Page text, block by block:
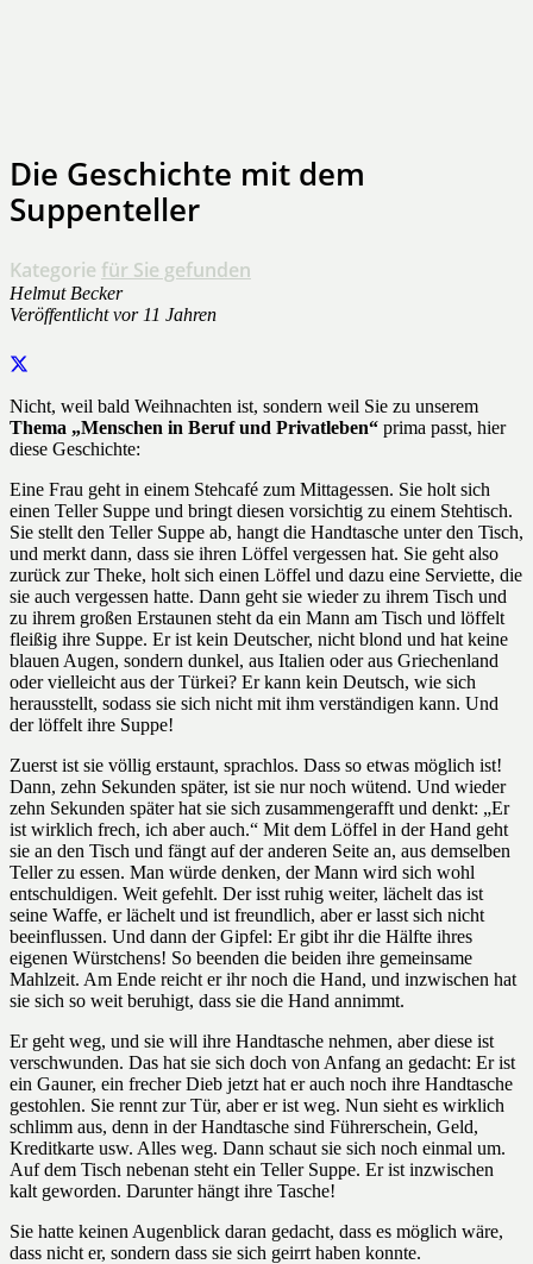
Die Geschichte mit dem
Suppenteller
Kategorie für Sie gefunden
Helmut Becker
Veröffentlichtvor 11 Jahren
Nicht, weil bald Weihnachten ist, sondern weil Sie zu unserem
Thema „Menschen in Beruf und Privatleben“ prima passt, hier
diese Geschichte:
Eine Frau geht in einem Stehcafé zum Mittagessen. Sie holt sich
einen Teller Suppe und bringt diesen vorsichtig zu einem Stehtisch.
Sie stellt den Teller Suppe ab, hangt die Handtasche unter den Tisch,
und merkt dann, dass sie ihren Löffel vergessen hat. Sie geht also
zurück zur Theke, holt sich einen Löffel und dazu eine Serviette, die
sie auch vergessen hatte. Dann geht sie wieder zu ihrem Tisch und
zu ihrem großen Erstaunen steht da ein Mann am Tisch und löffelt
fleißig ihre Suppe. Er ist kein Deutscher, nicht blond und hat keine
blauen Augen, sondern dunkel, aus Italien oder aus Griechenland
oder vielleicht aus der Türkei? Er kann kein Deutsch, wie sich
herausstellt, sodass sie sich nicht mit ihm verständigen kann. Und
der löffelt ihre Suppe!
Zuerst ist sie völlig erstaunt, sprachlos. Dass so etwas möglich ist!
Dann, zehn Sekunden später, ist sie nur noch wütend. Und wieder
zehn Sekunden später hat sie sich zusammengerafft und denkt: „Er
ist wirklich frech, ich aber auch.“ Mit dem Löffel in der Hand geht
sie an den Tisch und fängt auf der anderen Seite an, aus demselben
Teller zu essen. Man würde denken, der Mann wird sich wohl
entschuldigen. Weit gefehlt. Der isst ruhig weiter, lächelt das ist
seine Waffe, er lächelt und ist freundlich, aber er lasst sich nicht
beeinflussen. Und dann der Gipfel: Er gibt ihr die Hälfte ihres
eigenen Würstchens! So beenden die beiden ihre gemeinsame
Mahlzeit. Am Ende reicht er ihr noch die Hand, und inzwischen hat
sie sich so weit beruhigt, dass sie die Hand annimmt.
Er geht weg, und sie will ihre Handtasche nehmen, aber diese ist
verschwunden. Das hat sie sich doch von Anfang an gedacht: Er ist
ein Gauner, ein frecher Dieb jetzt hat er auch noch ihre Handtasche
gestohlen. Sie rennt zur Tür, aber er ist weg. Nun sieht es wirklich
schlimm aus, denn in der Handtasche sind Führerschein, Geld,
Kreditkarte usw. Alles weg. Dann schaut sie sich noch einmal um.
Auf dem Tisch nebenan steht ein Teller Suppe. Er ist inzwischen
kalt geworden. Darunter hängt ihre Tasche!
Sie hatte keinen Augenblick daran gedacht, dass es möglich wäre,
dass nicht er, sondern dass sie sich geirrt haben konnte.